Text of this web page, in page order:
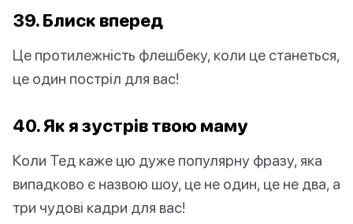
39. Блиск вперед
Це протилежність флешбеку, коли це станеться,
це один постріл для вас!
40. Як я зустрів твою маму
Коли Тед каже цю дуже популярну фразу, яка
випадково є назвою шоу, це не один, це не два, а
три чудові кадри для вас!